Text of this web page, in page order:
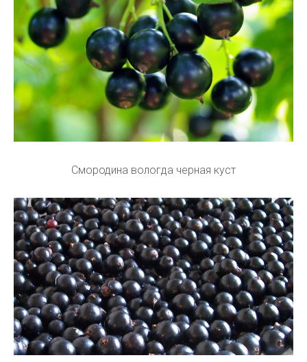
Смородина вологда черная куст